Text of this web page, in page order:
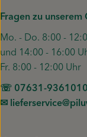
Fragen zu unserem
Mo. - Do. 8:00 -
und 14:00 - 16:00
Fr. 8:00 - 12:00 Uhr
☏ 07631-9361010
✉︎